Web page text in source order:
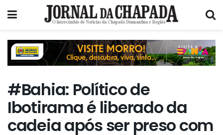
#Bahia: Político de
Ibotirama é liberado da
cadeia após ser preso com